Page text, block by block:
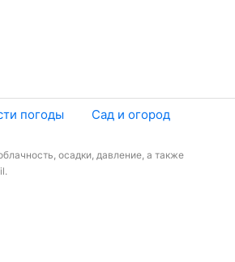
погоды
Сад и огород
осадки, давление, а также